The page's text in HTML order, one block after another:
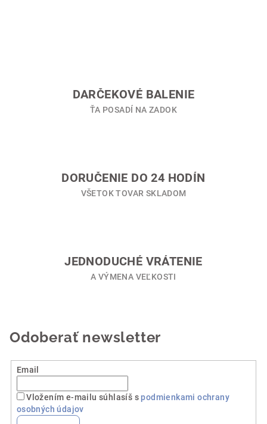
i
e
p
y
v
ý
u
DARČEKOVÉ BALENIE
ŤA POSADÍ NA ZADOK
DORUČENIE DO 24 HODÍN
VŠETOK TOVAR SKLADOM
JEDNODUCHÉ VRÁTENIE
A VÝMENA VEĽKOSTI
Odoberať newsletter
Email
Vložením e-mailu súhlasíš spodmienkami ochrany
osobných údajov